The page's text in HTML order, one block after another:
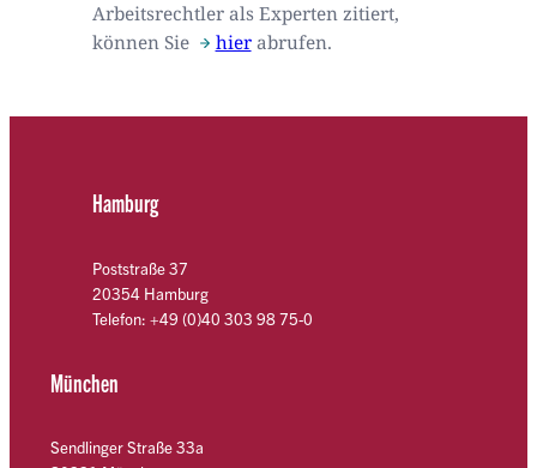
Arbeitsrechtler als Experten zitiert,
können Sie
hierabrufen.
Hamburg
Poststraße 37
20354 Hamburg
Telefon: +49 (0)40 303 98 75-0
München
Sendlinger Straße 33a